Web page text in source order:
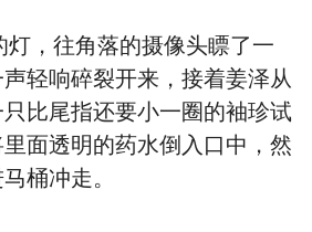
，往角落的摄像头瞟了一
轻响碎裂开来，接着姜泽从
比尾指还要小一圈的袖珍试
面透明的药水倒入口中，然
桶冲走。